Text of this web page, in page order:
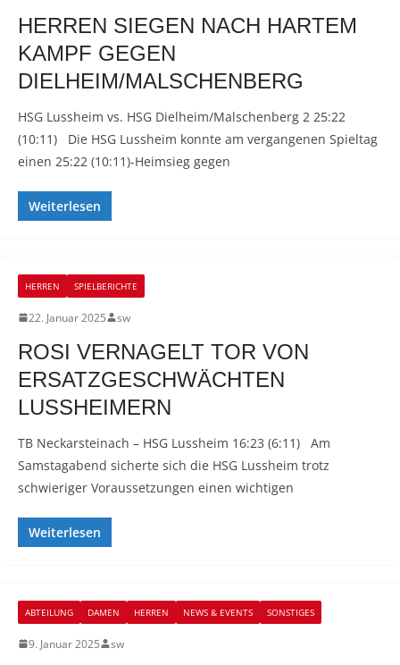
HERREN SIEGEN NACH HARTEM
KAMPF GEGEN
DIELHEIM/MALSCHENBERG
HSG Lussheim vs. HSG Dielheim/Malschenberg 2 25:22
(10:11) Die HSG Lussheim konnte am vergangenen Spieltag
einen 25:22 (10:11)-Heimsieg gegen
Weiterlesen
HERREN SPIELBERICHTE
22. Januar 2025 sw
ROSI VERNAGELT TOR VON
ERSATZGESCHWÄCHTEN
LUSSHEIMERN
TB Neckarsteinach – HSG Lussheim 16:23 (6:11) Am
Samstagabend sicherte sich die HSG Lussheim trotz
schwieriger Voraussetzungen einen wichtigen
Weiterlesen
ABTEILUNG DAMEN HERREN NEWS & EVENTS SONSTIGES
9. Januar 2025 sw